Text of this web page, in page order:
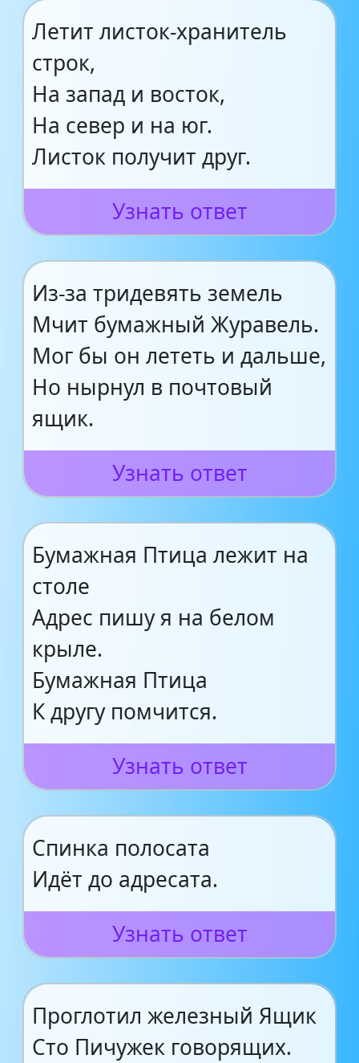
Летит листок-хранитель
строк,
На запад и восток,
На север и на юг.
Листок получит друг.
Узнать ответ
Из-за тридевять земель
Мчит бумажный Журавель.
Мог бы он лететь и дальше,
Но нырнул в почтовый
ящик.
Узнать ответ
Бумажная Птица лежит на
столе
Адрес пишу я на белом
крыле.
Бумажная Птица
К другу помчится.
Узнать ответ
Спинка полосата
Идёт до адресата.
Узнать ответ
Проглотил железный Ящик
Сто Пичужек говорящих.